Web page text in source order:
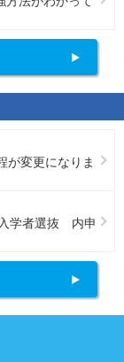
が変更になりま
学者選抜 内申